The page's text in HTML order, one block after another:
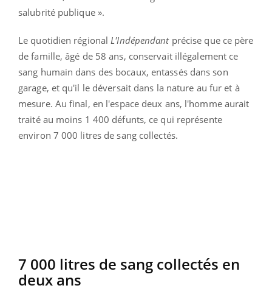
salubrité publique ».
Le quotidien régionalL'Indépendant précise que ce père
de famille, âgé de 58 ans, conservait illégalement ce
sang humain dans des bocaux, entassés dans son
garage, et qu'il le déversait dans la nature au fur et à
mesure. Au final, en l'espace deux ans, l'homme aurait
traité au moins 1 400 défunts, ce qui représente
environ 7 000 litres de sang collectés.
7 000 litres de sang collectés en
deux ans